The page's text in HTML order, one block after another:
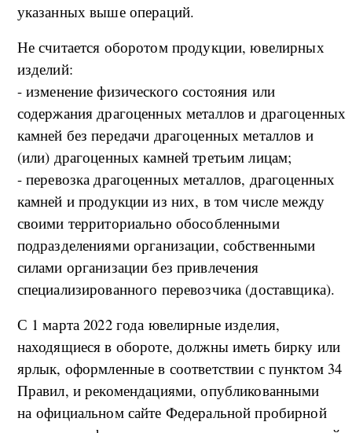
указанных выше операций.
Не считается оборотом продукции, ювелирных
изделий:
- изменение физического состояния или
содержания драгоценных металлов и драгоценных
камней без передачи драгоценных металлов и
(или) драгоценных камней третьим лицам;
- перевозка драгоценных металлов, драгоценных
камней и продукции из них, в том числе между
своими территориально обособленными
подразделениями организации, собственными
силами организации без привлечения
специализированного перевозчика (доставщика).
С 1 марта 2022 года ювелирные изделия,
находящиеся в обороте, должны иметь бирку или
ярлык, оформленные в соответствии с пунктом 34
Правил, и рекомендациями, опубликованными
на официальном сайте Федеральной пробирной